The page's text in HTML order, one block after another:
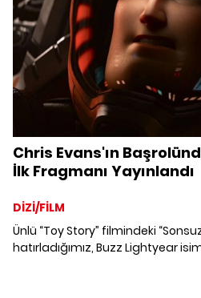
Chris Evans'ın
İlk Fragmanı Yayınlandı
DİZİ/FİLM
Ünlü “Toy Story” filmindeki
hatırladığımız, Buzz Lightyear